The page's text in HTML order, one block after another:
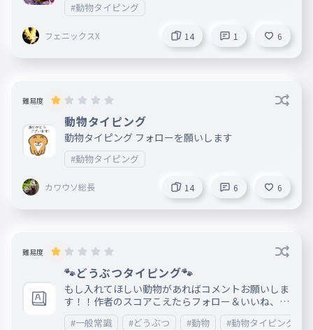
#動物タイピング
フェニックスX 14 1 6
難易度
動物タイピング
動物タイピング フォローを願いします
#動物タイピング
カワウソ総長 14 6 6
難易度
🐾どうぶつタイピング🐾
もし入れてほしい動物があればコメントお願いしま
す！！作者のスコアこえたらフォロー＆いいね、プ
レイしてくれたらフォローします！
#一般常識 #どうぶつ #動物 #動物タイピング